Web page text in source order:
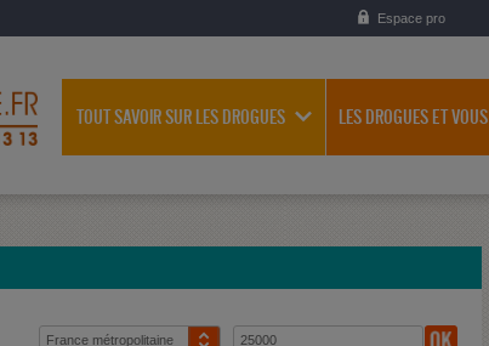
Espace pro
TOUT SAVOIR SUR LES DROGUES LES DROGUES ET VOUS